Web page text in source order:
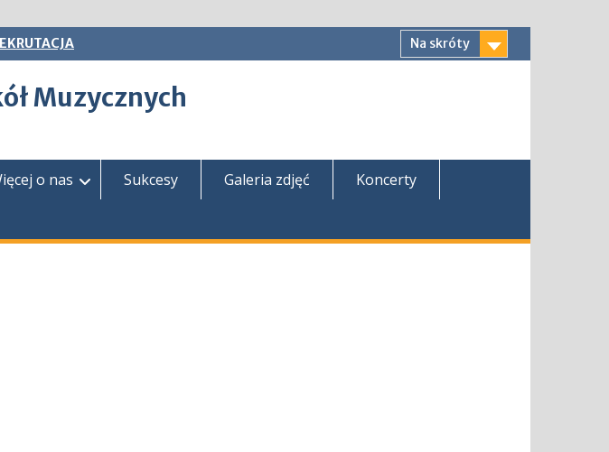
Na skróty
Muzycznych
o nas Sukcesy Galeria zdjęć
Koncerty